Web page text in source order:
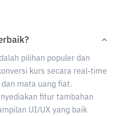
pilihan populer dan
kurs secara real-time
mata uang fiat.
fitur tambahan
UI/UX yang baik